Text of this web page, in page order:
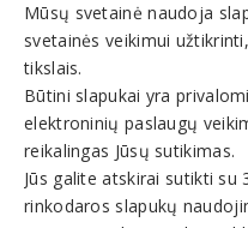
Veiklos
sritys
Leidyba
© INFOMINTA, UAB. Visos
6900 1551. El. paštas
Pagrindinis
Tikslinti duomenis
Mūsų svetainė naudoja
svetainės veikimui
tikslais.
Būtini slapukai yra
elektroninių paslaugų
reikalingas Jūsų sutikimas.
Jūs galite atskirai sutikti
rinkodaros slapukų